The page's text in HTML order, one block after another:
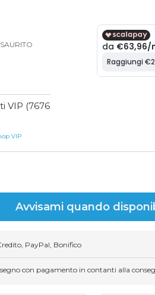
VIP (7676
VIP
Avvisami quando
PayPal, Bonifico
con pagamento in contanti alla